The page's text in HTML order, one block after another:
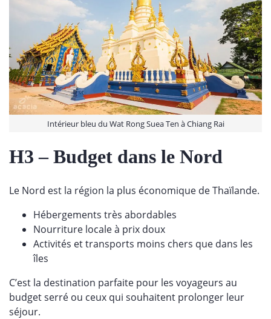
Intérieur bleu du Wat Rong Suea Ten à Chiang Rai
H3 – Budget dans le Nord
Le Nord est la région la plus économique de Thaïlande.
Hébergements très abordables
Nourriture locale à prix doux
Activités et transports moins chers que dans les
îles
C’est la destination parfaite pour les voyageurs au
budget serré ou ceux qui souhaitent prolonger leur
séjour.